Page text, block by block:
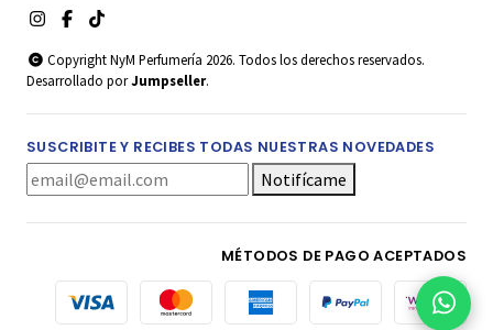
Copyright NyM Perfumería 2026. Todos los derechos reservados.
Desarrollado porJumpseller.
SUSCRIBITE Y RECIBES TODAS NUESTRAS NOVEDADES
Notifícame
MÉTODOS DE PAGO ACEPTADOS